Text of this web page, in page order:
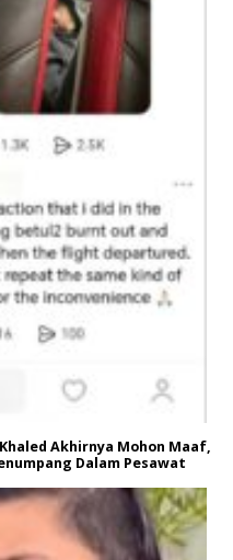
Akhirnya Mohon Maaf,
Dalam Pesawat